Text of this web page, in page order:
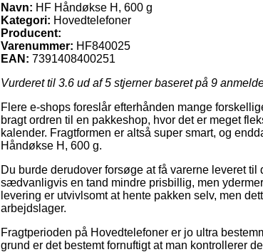
Navn: HF Håndøkse H, 600 g
Kategori: Hovedtelefoner
Producent:
Varenummer: HF840025
EAN: 7391408400251
Vurderet til 3.6 ud af 5 stjerner baseret på 9
Flere e-shops foreslår efterhånden mange
bragt ordren til en pakkeshop, hvor det er meget
kalender. Fragtformen er altså super smart, og
Håndøkse H, 600 g.
Du burde derudover forsøge at få varerne leveret
sædvanligvis en tand mindre prisbillig, men
levering er utvivlsomt at hente pakken selv, men
arbejdslager.
Fragtperioden på Hovedtelefoner er jo ultra
grund er det bestemt fornuftigt at man kontrollerer